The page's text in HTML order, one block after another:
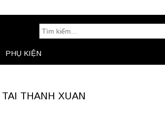
Tìm
PHỤ KIỆN
THANH XUAN